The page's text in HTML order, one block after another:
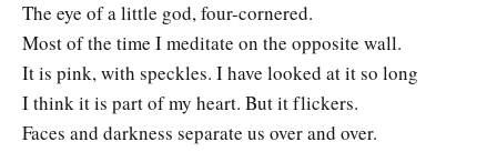
The eye of a little god, four-cornered.
Most of the time I meditate on the opposite wall.
It is pink, with speckles. I have looked at it so long
I think it is part of my heart. But it flickers.
Faces and darkness separate us over and over.